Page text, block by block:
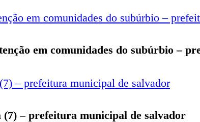
em comunidades do subúrbio –
(7) – prefeitura municipal de salvador